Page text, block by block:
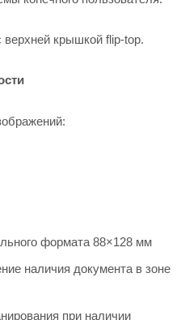
крышкой flip-top.
формата 88×128 мм
наличия документа в зоне
при наличии